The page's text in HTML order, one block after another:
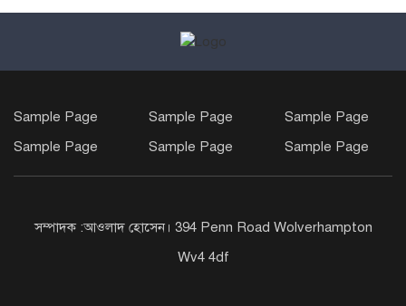
Sample Page Sample Page
Sample Page
Sample Page
Sample Page Sample Page
সম্পাদক :আওলাদ হোসেন। 394 Penn Road Wolverhampton
Wv4 4df